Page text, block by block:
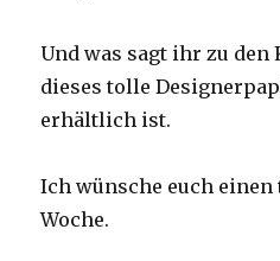
Und was sagt ihr zu den
dieses tolle
erhältlich ist.
Ich wünsche euch
Woche.